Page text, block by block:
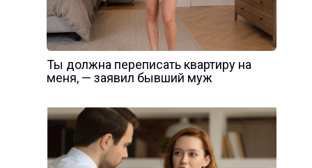
Ты должна переписать квартиру на
меня, — заявил бывший муж